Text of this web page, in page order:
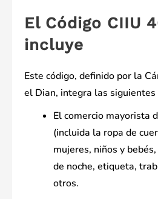
El Código CIIU
incluye
Este código, definido por la
el Dian, integra las siguientes
El comercio mayorista
(incluida la ropa de
mujeres, niños y
de noche, etiqueta,
otros.